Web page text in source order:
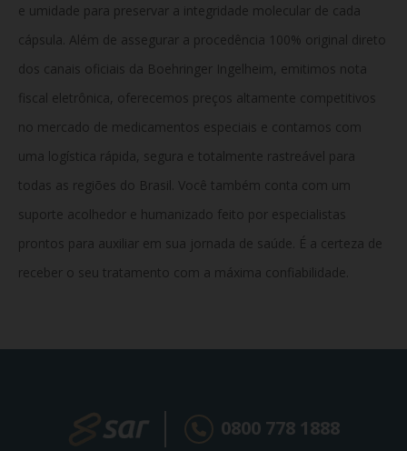
e umidade para preservar a integridade molecular de cada
cápsula. Além de assegurar a procedência 100% original direto
dos canais oficiais da Boehringer Ingelheim, emitimos nota
fiscal eletrônica, oferecemos preços altamente competitivos
no mercado de medicamentos especiais e contamos com
uma logística rápida, segura e totalmente rastreável para
todas as regiões do Brasil. Você também conta com um
suporte acolhedor e humanizado feito por especialistas
prontos para auxiliar em sua jornada de saúde. É a certeza de
receber o seu tratamento com a máxima confiabilidade.
0800 778 1888